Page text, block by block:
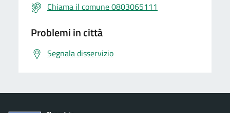
Chiama il comune 0803065111
Problemi in città
Segnala disservizio